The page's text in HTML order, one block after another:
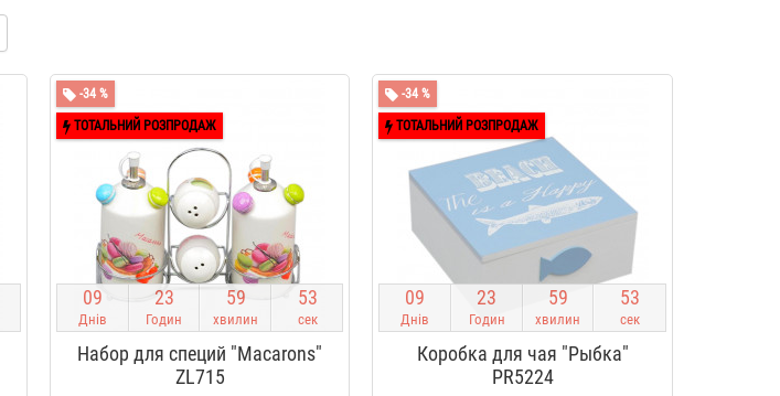
-34 %
ТОТАЛЬНИЙ РОЗПРОДАЖ
09
Днів
23
Годин
59
хвилин
52
сек
Набор для специй "Macarons"
ZL715
-34 %
ТОТАЛЬНИЙ РОЗПРОДАЖ
09
Днів
23
Годин
59
хвилин
52
сек
Коробка для чая "Рыбка"
PR5224